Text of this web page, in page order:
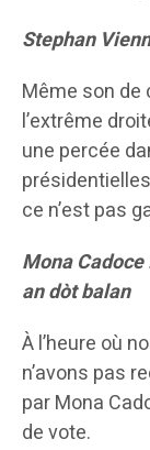
Stephan
Même son de
l’extrême
une percée
ce n’est pas
Mona
an dòt balan
À l’heure où
n’avons pas
par Mona
de vote.